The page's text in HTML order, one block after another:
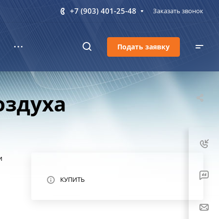
+7 (903) 401-25-48 Заказать звонок
Подать заявку
КУПИТЬ